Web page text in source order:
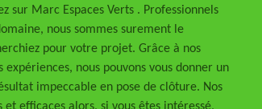
sur Marc Espaces Verts . Professionnels
nous sommes surement le
pour votre projet. Grâce à nos
expériences, nous pouvons vous donner un
impeccable en pose de clôture. Nos